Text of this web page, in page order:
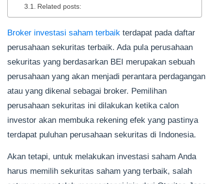
Related posts:
Broker investasi saham terbaik terdapat pada daftar
perusahaan sekuritas terbaik. Ada pula perusahaan
sekuritas yang berdasarkan BEI merupakan sebuah
perusahaan yang akan menjadi perantara perdagangan
atau yang dikenal sebagai broker. Pemilihan
perusahaan sekuritas ini dilakukan ketika calon
investor akan membuka rekening efek yang pastinya
terdapat puluhan perusahaan sekuritas di Indonesia.
Akan tetapi, untuk melakukan investasi saham Anda
harus memilih sekuritas saham yang terbaik, salah